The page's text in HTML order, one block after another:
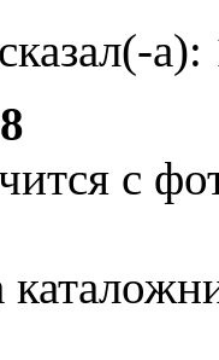
сказал(-а):
с